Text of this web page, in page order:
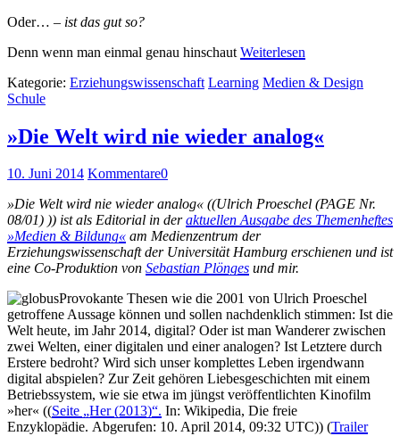
Oder… – ist das gut so?
Denn wenn man einmal genau hinschaut Weiterlesen
Kategorie: Erziehungswissenschaft Learning Medien & Design
Schule
»Die Welt wird nie wieder analog«
10. Juni 2014 Kommentare0
»Die Welt wird nie wieder analog« ((Ulrich Proeschel (PAGE Nr.
08/01) )) ist als Editorial in deraktuellen Ausgabe des Themenheftes
»Medien & Bildung« am Medienzentrum der
Erziehungswissenschaft der Universität Hamburg erschienen und ist
eine Co-Produktion von Sebastian Plönges und mir.
Provokante Thesen wie die 2001 von Ulrich Proeschel
getroffene Aussage können und sollen nachdenklich stimmen: Ist die
Welt heute, im Jahr 2014, digital? Oder ist man Wanderer zwischen
zwei Welten, einer digitalen und einer analogen? Ist Letztere durch
Erstere bedroht? Wird sich unser komplettes Leben irgendwann
digital abspielen? Zur Zeit gehören Liebesgeschichten mit einem
Betriebssystem, wie sie etwa im jüngst veröffentlichten Kinofilm
»her« ((Seite „Her (2013)“. In: Wikipedia, Die freie
Enzyklopädie. Abgerufen: 10. April 2014, 09:32 UTC)) (Trailer